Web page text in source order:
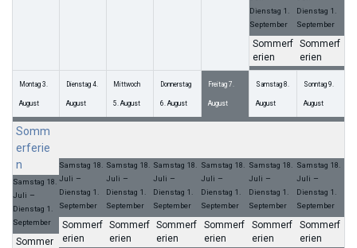
Dienstag 1.
September
Sommerf
erien
Dienstag 1.
September
Sommerf
erien
Montag 3.
August
Somm
erferie
n
Samstag 18.
Juli –
Dienstag 1.
September
Sommer
Dienstag 4.
August
Samstag 18.
Juli –
Dienstag 1.
September
Sommerf
erien
Mittwoch
5. August
Samstag 18.
Juli –
Dienstag 1.
September
Sommerf
erien
Donnerstag
6. August
Samstag 18.
Juli –
Dienstag 1.
September
Sommerf
erien
Freitag 7.
August
Samstag 18.
Juli –
Dienstag 1.
September
Sommerf
erien
Samstag 8.
August
Samstag 18.
Juli –
Dienstag 1.
September
Sommerf
erien
Sonntag 9.
August
Samstag 18.
Juli –
Dienstag 1.
September
Sommerf
erien